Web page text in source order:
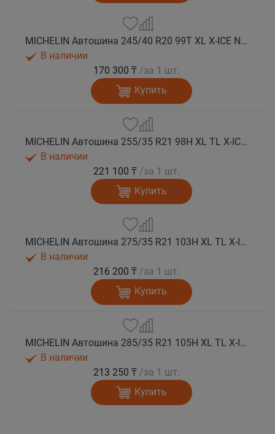
MICHELIN Автошина 245/40 R20 99T XL X-ICE NORTH 4 шип.
В наличии
170 300 ₸ /за 1 шт.
Купить
MICHELIN Автошина 255/35 R21 98H XL TL X-ICE NORTH 4 шип.
В наличии
221 100 ₸ /за 1 шт.
Купить
MICHELIN Автошина 275/35 R21 103H XL TL X-ICE NORTH 4 шип.
В наличии
216 200 ₸ /за 1 шт.
Купить
MICHELIN Автошина 285/35 R21 105H XL TL X-ICE NORTH 4 шип.
В наличии
213 250 ₸ /за 1 шт.
Купить